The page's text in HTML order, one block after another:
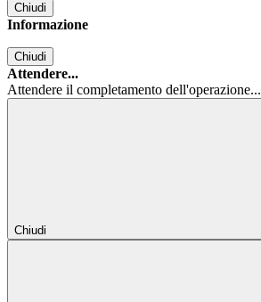
Chiudi
Informazione
Chiudi
Attendere...
Attendere il completamento dell'operazione...
Chiudi